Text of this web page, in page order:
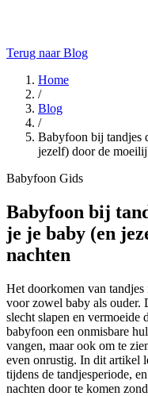
Terug naar Blog
Home
/
Blog
/
Babyfoon bij tandjes
jezelf) door de
Babyfoon Gids
Babyfoon bij
je je baby (en
nachten
Het doorkomen van tandjes
voor zowel baby als ouder.
slecht slapen en vermoeide
babyfoon een onmisbare
vangen, maar ook om te
even onrustig. In dit artikel
tijdens de tandjesperiode,
nachten door te komen